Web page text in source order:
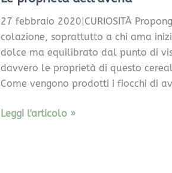
27 febbraio 2020|CURIOSITÀ
colazione, soprattutto a chi ama
dolce ma equilibrato dal punto di
davvero le proprietà di questo
Come vengono prodotti i fiocchi di
dell’avena
Leggi l'articolo »